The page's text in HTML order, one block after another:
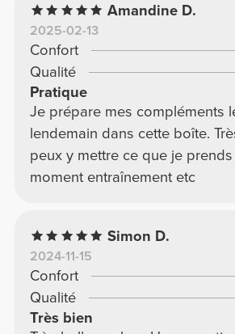
Amandine D.
2025-02-13
Confort
Qualité
Pratique
Je prépare mes compléments
lendemain dans cette boîte.
peux y mettre ce que je
moment entraînement etc
Simon D.
2024-11-15
Confort
Qualité
Très bien